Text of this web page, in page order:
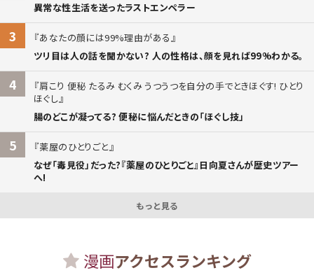
異常な性生活を送ったラストエンペラー
3
あなたの顔には99%理由がある
ツリ目は人の話を聞かない? 人の性格は、顔を見れば99%わかる。
4
肩こり 便秘 たるみ むくみ うつうつを自分の手でときほぐす! ひとり
ほぐし
腸のどこが凝ってる? 便秘に悩んだときの「ほぐし技」
5
薬屋のひとりごと
なぜ「毒見役」だった?『薬屋のひとりごと』日向夏さんが歴史ツアー
へ!
もっと見る
漫画アクセスランキング